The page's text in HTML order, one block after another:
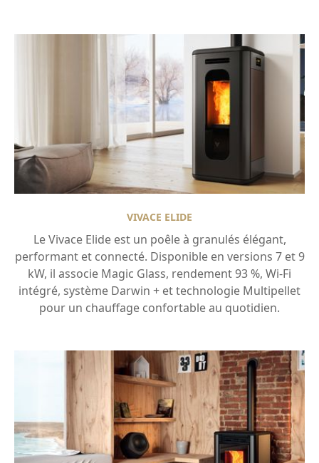
VIVACE ELIDE
Le Vivace Elide est un poêle à granulés élégant,
performant et connecté. Disponible en versions 7 et 9
kW, il associe Magic Glass, rendement 93 %, Wi-Fi
intégré, système Darwin + et technologie Multipellet
pour un chauffage confortable au quotidien.